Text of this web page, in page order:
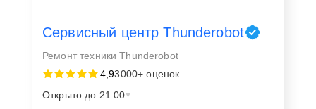
Сервисный центр Thunderobot
Ремонт техники Thunderobot
4,93000+ оценок
Открыто до 21:00